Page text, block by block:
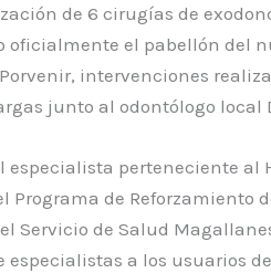
de 6 cirugías de
oficialmente el pabellón del
intervenciones
junto al odontólogo local
especialista perteneciente al
Programa de Reforzamiento
Servicio de Salud
especialistas a los usuarios